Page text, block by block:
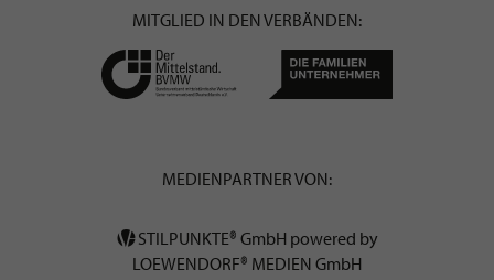
MITGLIED IN DEN VERBÄNDEN:
MEDIENPARTNER VON:
STILPUNKTE® GmbH powered by
LOEWENDORF® MEDIEN GmbH